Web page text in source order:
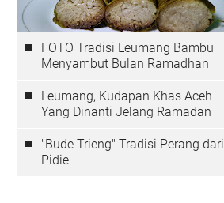
FOTO Tradisi Leumang Bambu
Menyambut Bulan Ramadhan
Leumang, Kudapan Khas Aceh
Yang Dinanti Jelang Ramadan
"Bude Trieng" Tradisi Perang dari
Pidie